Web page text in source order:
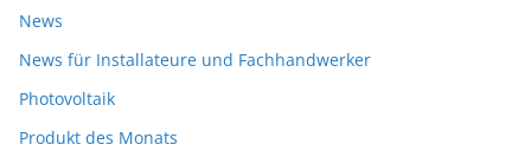
News
News für Installateure und Fachhandwerker
Photovoltaik
Produkt des Monats